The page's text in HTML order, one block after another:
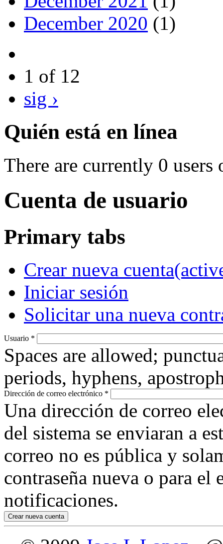
December 2020 (1)
1 of 12
sig ›
Quién está en línea
There are currently 0 users
Cuenta de usuario
Primary tabs
Crear nueva cuenta
Iniciar sesión
Solicitar una nueva
Usuario *
Spaces are allowed;
periods, hyphens,
Dirección de correo electrónico *
Una dirección de correo
del sistema se enviaran a
correo no es pública y
contraseña nueva o para
notificaciones.